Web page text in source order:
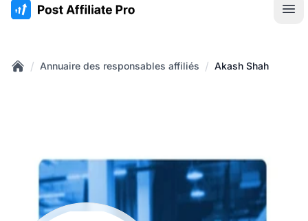
:site.title
/ Annuaire des responsables affiliés / Akash Shah